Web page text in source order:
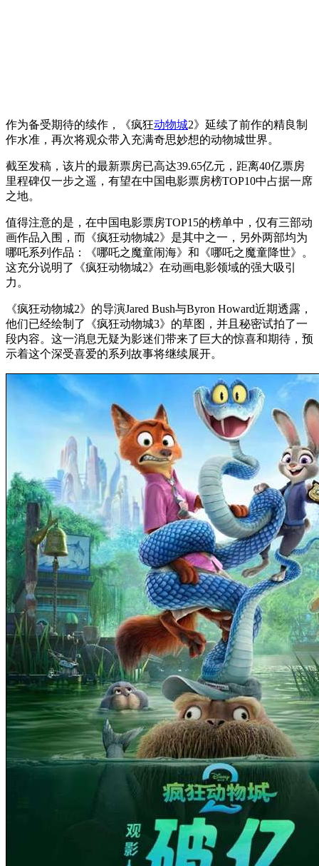
作为备受期待的续作，《疯狂动物城2》延续了前作的精良制
作水准，再次将观众带入充满奇思妙想的动物城世界。
截至发稿，该片的最新票房已高达39.65亿元，距离40亿票房
里程碑仅一步之遥，有望在中国电影票房榜TOP10中占据一席
之地。
值得注意的是，在中国电影票房TOP15的榜单中，仅有三部动
画作品入围，而《疯狂动物城2》是其中之一，另外两部均为
哪吒系列作品：《哪吒之魔童闹海》和《哪吒之魔童降世》。
这充分说明了《疯狂动物城2》在动画电影领域的强大吸引
力。
《疯狂动物城2》的导演Jared Bush与Byron Howard近期透露，
他们已经绘制了《疯狂动物城3》的草图，并且秘密试拍了一
段内容。这一消息无疑为影迷们带来了巨大的惊喜和期待，预
示着这个深受喜爱的系列故事将继续展开。